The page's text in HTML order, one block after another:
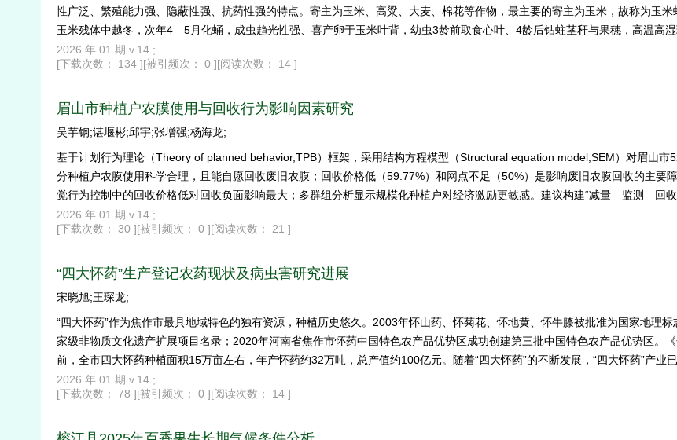
性广泛、繁殖能力强、隐蔽性强、抗药性强的特点。寄主为玉米、高粱、大麦、棉花等作物，最主要的寄主为玉米，故称为玉
玉米残体中越冬，次年4—5月化蛹，成虫趋光性强、喜产卵于玉米叶背，幼虫3龄前取食心叶、4龄后钻蛀茎秆与果穗，高温高
手，分析了其发生规律、危害特点，提出了玉米螟的综合防治措施，防治需遵循“综合防控、精准靶向”原则：农业防控通过秸
眼蜂或用白僵菌封垛；化学防控主要是种子包衣、打药、毒土丢心。通过多项措施协同应用，可有效阻断钻蛀危害，在保障玉
2026 年 01 期 v.14 ;
[下载次数： 134 ][被引频次： 0 ][阅读次数： 14 ]
眉山市种植户农膜使用与回收行为影响因素研究
吴芋钢;谌堰彬;邱宇;张增强;杨海龙;
基于计划行为理论（Theory of planned behavior,TPB）框架，采用结构方程模型（Structural equation model,SEM）对眉山
分种植户农膜使用科学合理，且能自愿回收废旧农膜；回收价格低（59.77%）和网点不足（50%）是影响废旧农膜回收的主要
觉行为控制中的回收价格低对回收负面影响最大；多群组分析显示规模化种植户对经济激励更敏感。建议构建“减量—监测—回
收。
2026 年 01 期 v.14 ;
[下载次数： 30 ][被引频次： 0 ][阅读次数： 21 ]
“四大怀药”生产登记农药现状及病虫害研究进展
宋晓旭;王琛龙;
“四大怀药”作为焦作市最具地域特色的独有资源，种植历史悠久。2003年怀山药、怀菊花、怀地黄、怀牛膝被批准为国家地理
家级非物质文化遗产扩展项目名录；2020年河南省焦作市怀药中国特色农产品优势区成功创建第三批中国特色农产品优势区。
前，全市四大怀药种植面积15万亩左右，年产怀药约32万吨，总产值约100亿元。随着“四大怀药”的不断发展，“四大怀药”产业
类，分析现有农药登记和农药最大残留限量标准制定情况，对存在的问题提出建议，为怀药产业发展提供参考，促进“四大怀药”
2026 年 01 期 v.14 ;
[下载次数： 78 ][被引频次： 0 ][阅读次数： 14 ]